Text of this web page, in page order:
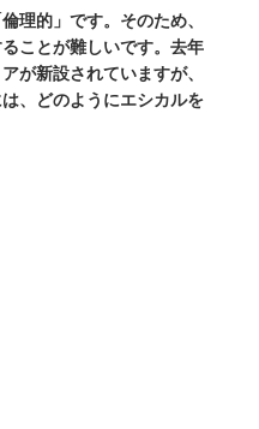
的」です。そのため、
ことが難しいです。去年
が新設されていますが、
、どのようにエシカルを